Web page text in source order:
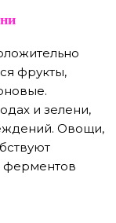
фрукты,
и зелени,
Овощи,
ферментов